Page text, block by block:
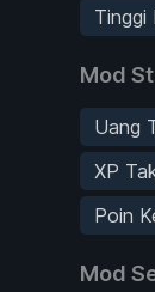
Tinggi
Mod
Uang
XP
Poin
Mod